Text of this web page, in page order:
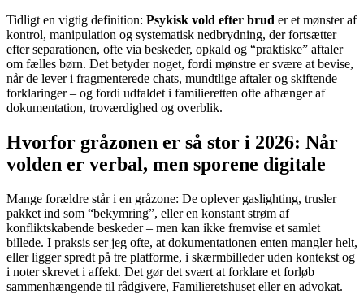
Tidligt en vigtig definition: Psykisk vold efter brud er et mønster af
kontrol, manipulation og systematisk nedbrydning, der fortsætter
efter separationen, ofte via beskeder, opkald og “praktiske” aftaler
om fælles børn. Det betyder noget, fordi mønstre er svære at bevise,
når de lever i fragmenterede chats, mundtlige aftaler og skiftende
forklaringer – og fordi udfaldet i familieretten ofte afhænger af
dokumentation, troværdighed og overblik.
Hvorfor gråzonen er så stor i 2026: Når
volden er verbal, men sporene digitale
Mange forældre står i en gråzone: De oplever gaslighting, trusler
pakket ind som “bekymring”, eller en konstant strøm af
konfliktskabende beskeder – men kan ikke fremvise et samlet
billede. I praksis ser jeg ofte, at dokumentationen enten mangler helt,
eller ligger spredt på tre platforme, i skærmbilleder uden kontekst og
i noter skrevet i affekt. Det gør det svært at forklare et forløb
sammenhængende til rådgivere, Familieretshuset eller en advokat.